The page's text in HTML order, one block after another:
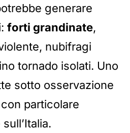
generare
forti grandinate,
nubifragi
tornado isolati. Uno
sotto osservazione
particolare